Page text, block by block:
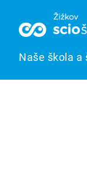
Naše škola a